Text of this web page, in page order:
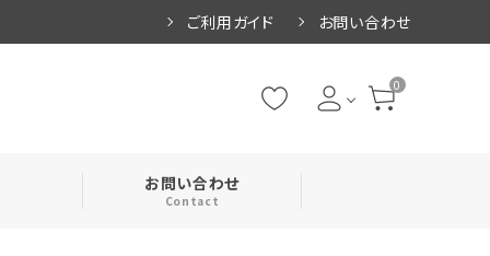
ご利用ガイド お問い合わせ
0
お問い合わせ
Contact